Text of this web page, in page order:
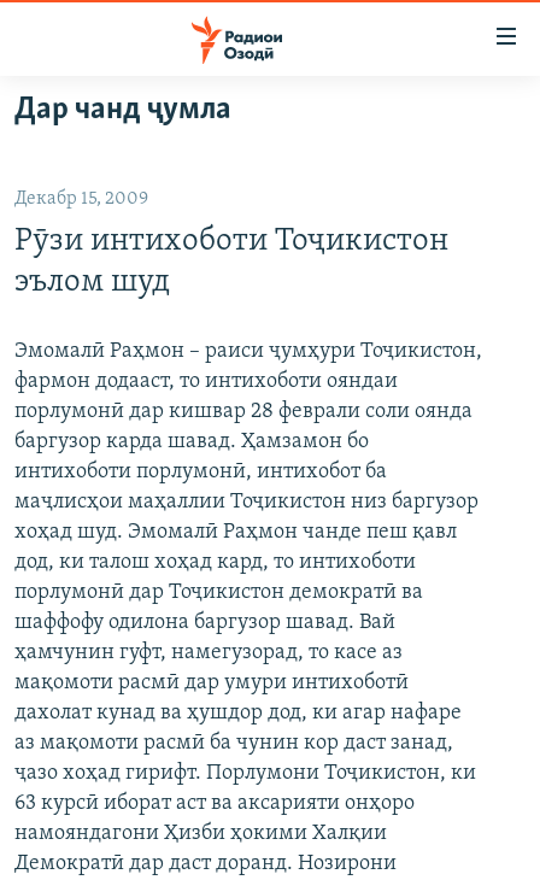
Ҷаҳиш
ба
аслӣ
Ҷаҳиш
ба
феҳристи
Ҷаҳиш
ба
ҷустор
ГӮШАҲО
ҚАЗИЯИ "КРОКУС"
ОСИЁИ МАРКАЗӢ
ФАРҲАНГ
МЕҲМОНИ ОЗОДӢ
ВАРЗИШ
РӮЗГОРИ МУҲОҶИР
САЛОМ, ХОҲАР
ҶАНГ ДАР УКРАИНА
НАЗАРИ МАРДУМ
БЛОГИСТОН
ОЗОДӢ ОНЛАЙН
ЧАНДРАСОНАӢ
ВИДЕО
НИГОРИСТОН
ГУЗОРИШҲОИ РАДИОӢ
РӮЙХАТҲО
КИТОБҲОИ ОЗОДӢ
Русский
ПАЙГИРӢ КУНЕД
Ҳамаи сомонаҳои RFE/RL
Дар чанд ҷумла
Декабр 15, 2009
Рӯзи интихоботи Тоҷикистон
эълом шуд
Эмомалӣ Раҳмон – раиси ҷумҳури Тоҷикистон,
фармон додааст, то интихоботи ояндаи
порлумонӣ дар кишвар 28 феврали соли оянда
баргузор карда шавад. Ҳамзамон бо
интихоботи порлумонӣ, интихобот ба
маҷлисҳои маҳаллии Тоҷикистон низ баргузор
хоҳад шуд. Эмомалӣ Раҳмон чанде пеш қавл
дод, ки талош хоҳад кард, то интихоботи
порлумонӣ дар Тоҷикистон демократӣ ва
шаффофу одилона баргузор шавад. Вай
ҳамчунин гуфт, намегузорад, то касе аз
мақомоти расмӣ дар умури интихоботӣ
дахолат кунад ва ҳушдор дод, ки агар нафаре
аз мақомоти расмӣ ба чунин кор даст занад,
ҷазо хоҳад гирифт. Порлумони Тоҷикистон, ки
63 курсӣ иборат аст ва аксарияти онҳоро
намояндагони Ҳизби ҳокими Халқии
Демократӣ дар даст доранд. Нозирони